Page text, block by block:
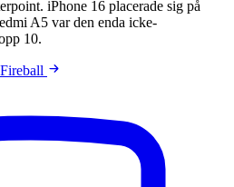
iPhone 16 placerade sig på
A5 var den enda icke-
10.